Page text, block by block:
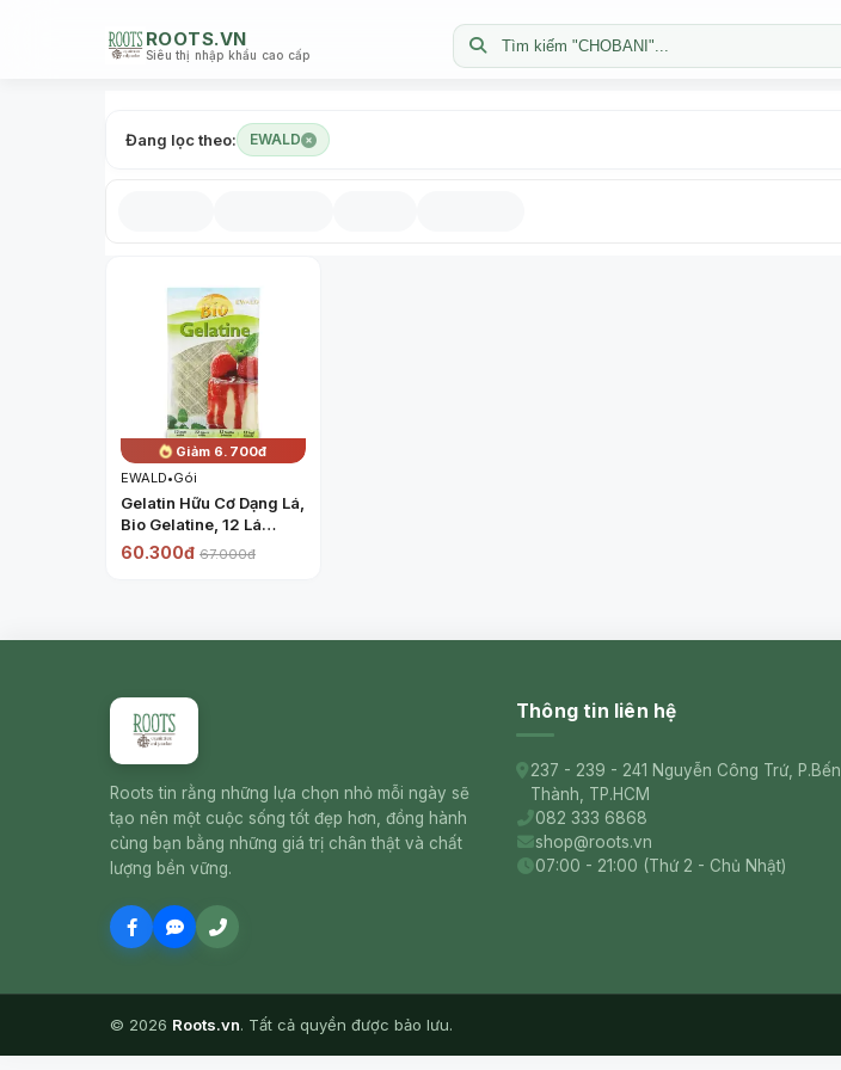
ROOTS.VN
Siêu thị nhập khẩu cao cấp
Tìm kiếm "CHOBANI"...
Đang lọc theo: EWALD
Giảm 6.700đ
EWALD•Gói
Gelatin Hữu Cơ Dạng Lá,
Bio Gelatine, 12 Lá
(20g) - EWALD
60.300đ 67.000đ
Roots tin rằng những lựa chọn nhỏ mỗi ngày sẽ
tạo nên một cuộc sống tốt đẹp hơn, đồng hành
cùng bạn bằng những giá trị chân thật và chất
lượng bền vững.
Thông tin liên hệ
237 - 239 - 241 Nguyễn Công Trứ, P.Bến
Thành, TP.HCM
082 333 6868
shop@roots.vn
07:00 - 21:00 (Thứ 2 - Chủ Nhật)
© 2026 Roots.vn. Tất cả quyền được bảo lưu.